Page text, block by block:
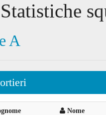
Statistiche
A
Nome